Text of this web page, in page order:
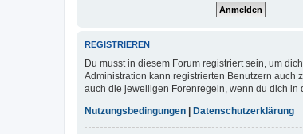
REGISTRIEREN
Du musst in diesem Forum registriert sein, um
Administration kann registrierten Benutzern auch
auch die jeweiligen Forenregeln, wenn du dich in
Nutzungsbedingungen | Datenschutzerklärung